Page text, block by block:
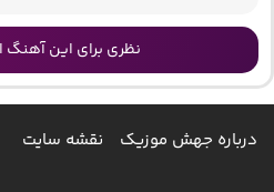
نظری برای این آهنگ
درباره جهش موزیک نقشه سایت